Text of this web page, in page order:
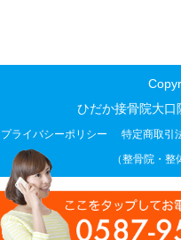
ひだか接骨院大
プライバシーポリシー 特定商取引
（整骨院・整